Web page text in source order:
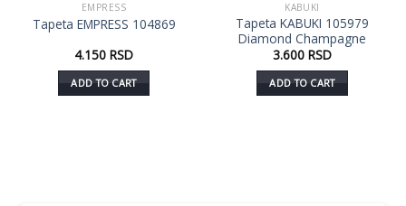
EMPRESS
Tapeta EMPRESS 104869
4.150 RSD
ADD TO CART
KABUKI
Tapeta KABUKI 105979
Diamond Champagne
3.600 RSD
ADD TO CART